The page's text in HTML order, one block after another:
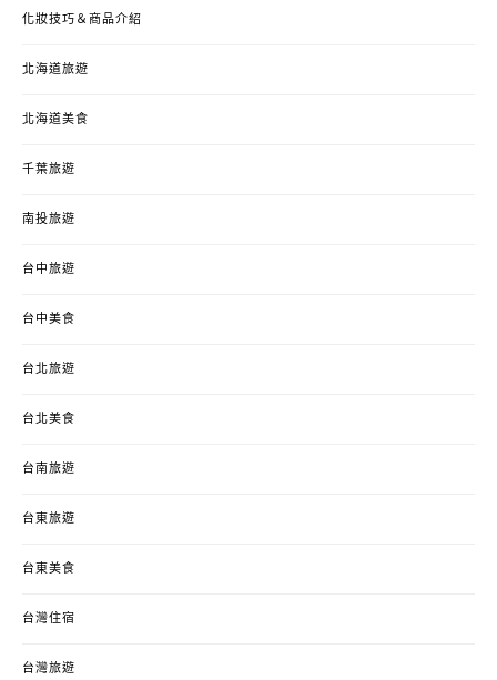
化妝技巧＆商品介紹
北海道旅遊
北海道美食
千葉旅遊
南投旅遊
台中旅遊
台中美食
台北旅遊
台北美食
台南旅遊
台東旅遊
台東美食
台灣住宿
台灣旅遊